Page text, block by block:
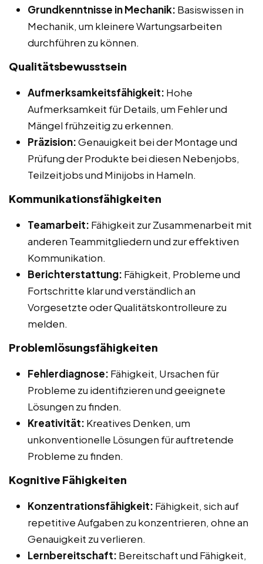
Grundkenntnisse in Mechanik: Basiswissen in
Mechanik, um kleinere Wartungsarbeiten
durchführen zu können.
Qualitätsbewusstsein
Aufmerksamkeitsfähigkeit: Hohe
Aufmerksamkeit für Details, um Fehler und
Mängel frühzeitig zu erkennen.
Präzision:Genauigkeit bei der Montage und
Prüfung der Produkte bei diesen Nebenjobs,
Teilzeitjobs und Minijobs in Hameln.
Kommunikationsfähigkeiten
Teamarbeit: Fähigkeit zur Zusammenarbeit mit
anderen Teammitgliedern und zur effektiven
Kommunikation.
Berichterstattung: Fähigkeit, Probleme und
Fortschritte klar und verständlich an
Vorgesetzte oder Qualitätskontrolleure zu
melden.
Problemlösungsfähigkeiten
Fehlerdiagnose: Fähigkeit, Ursachen für
Probleme zu identifizieren und geeignete
Lösungen zu finden.
Kreativität: Kreatives Denken, um
unkonventionelle Lösungen für auftretende
Probleme zu finden.
Kognitive Fähigkeiten
Konzentrationsfähigkeit: Fähigkeit, sich auf
repetitive Aufgaben zu konzentrieren, ohne an
Genauigkeit zu verlieren.
Lernbereitschaft: Bereitschaft und Fähigkeit,